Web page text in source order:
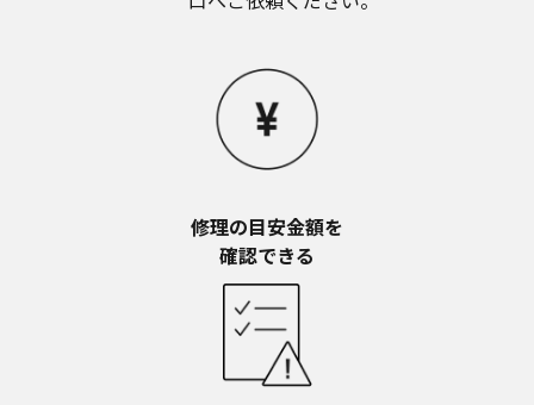
お近くの当社商品の取扱店、または当社サービス
本ウェブサイトのサービスに係わる損害の免責
本ウェブサイトのサービスの利用、または利用できな
かったことにより万一損害（データの破損・業務の中
断・営業情報の損失などによる損害を含む）が生じ、
たとえそのような損害の発生や第三者からの賠償請求
合でも、当社は一切責任を負いませんことをご了承く
本ウェブサイトのサービスの中止、変更など
本ウェブサイトのサービスは予告なく中止、または内
容や条件を変更する場合があります。あらかじめご了
修理の目安金額を​
確認できる